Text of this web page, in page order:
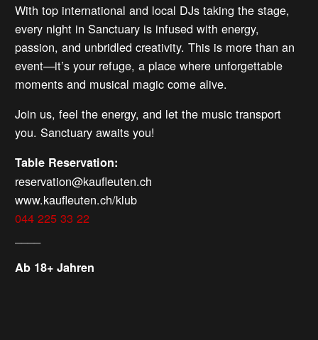
With top international and local DJs taking the stage,
every night in Sanctuary is infused with energy,
passion, and unbridled creativity. This is more than an
event—it’s your refuge, a place where unforgettable
moments and musical magic come alive.
Join us, feel the energy, and let the music transport
you. Sanctuary awaits you!
Table Reservation:
reservation@kaufleuten.ch
www.kaufleuten.ch/klub
044 225 33 22
Ab 18+ Jahren